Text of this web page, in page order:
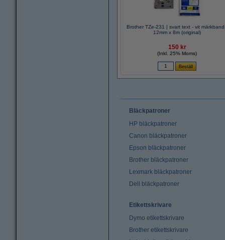
Brother TZe-231 | svart text - vit märkband |
12mm x 8m (original)
150 kr
(Inkl. 25% Moms)
Bläckpatroner
HP bläckpatroner
Canon bläckpatroner
Epson bläckpatroner
Brother bläckpatroner
Lexmark bläckpatroner
Dell bläckpatroner
Etikettskrivare
Dymo etikettskrivare
Brother etikettskrivare